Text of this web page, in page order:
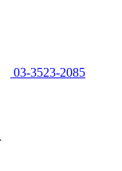
03-3523-2085